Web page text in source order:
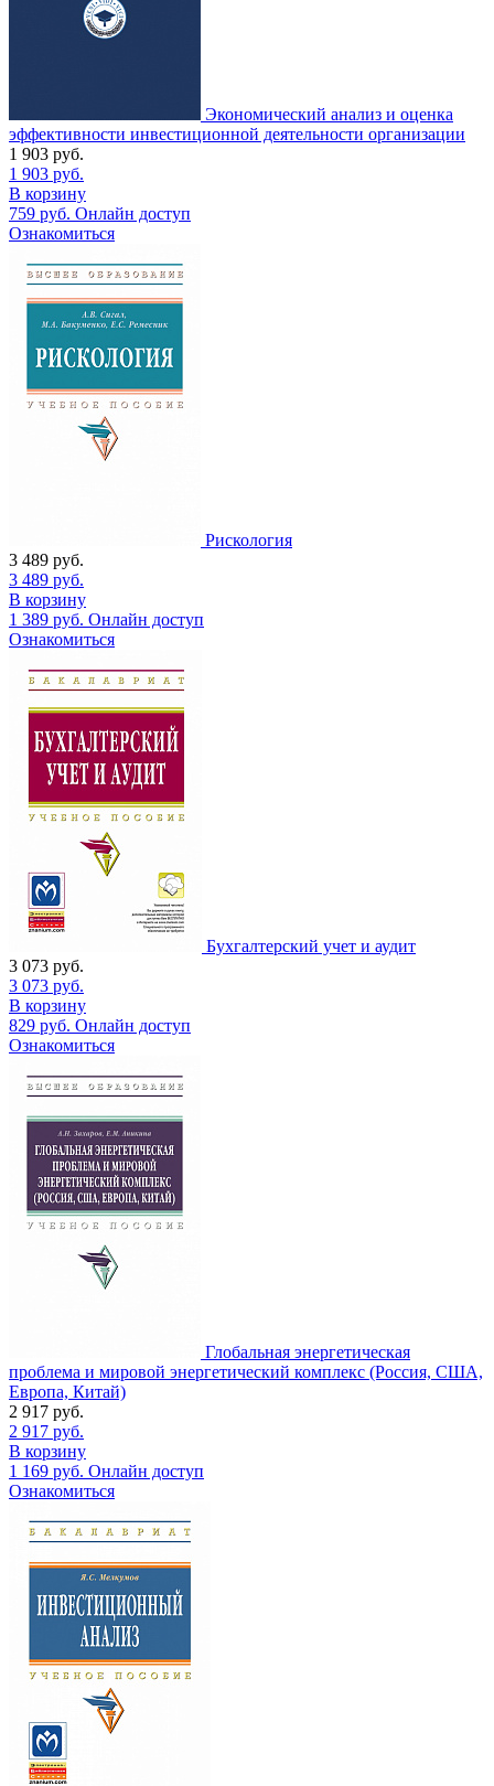
Экономический анализ и оценка
эффективности инвестиционной деятельности организации
1 903 руб.
1 903 руб.
В корзину
759 руб. Онлайн доступ
Ознакомиться
Рискология
3 489 руб.
3 489 руб.
В корзину
1 389 руб. Онлайн доступ
Ознакомиться
Бухгалтерский учет и аудит
3 073 руб.
3 073 руб.
В корзину
829 руб. Онлайн доступ
Ознакомиться
Глобальная энергетическая
проблема и мировой энергетический комплекс (Россия, США,
Европа, Китай)
2 917 руб.
2 917 руб.
В корзину
1 169 руб. Онлайн доступ
Ознакомиться